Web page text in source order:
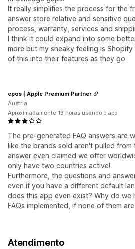
It really simplifies the process for the
answer store relative and sensitive
process, warranty, services and
I think it could expand into some
more but my sneaky feeling is
of this into their features as they go.
The pre-generated FAQ answers are
like the brands sold aren't pulled
answer even claimed we offer
only have two countries active!
Furthermore, the questions and
even if you have a different default
does this app even exist? Why do we
FAQs implemented, if none of them
epos | Apple Premium Partner
Áustria
Aproximadamente 13 horas usando o app
Atendimento